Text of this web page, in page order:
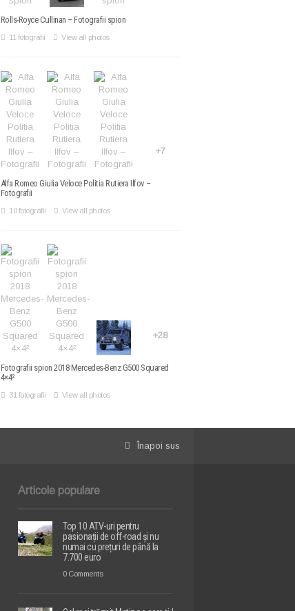
Rolls-Royce Cullinan – Fotografii spion
11 fotografii View all photos
+7
Alfa Romeo Giulia Veloce Politia Rutiera Ilfov –
Fotografii
10 fotografii View all photos
+28
Fotografii spion 2018 Mercedes-Benz G500 Squared
4×4²
31 fotografii View all photos
Înapoi sus
Articole populare
Top 10 ATV-uri pentru
pasionații de off-road și nu
numai cu prețuri de până la
7.700 euro
0 Comments